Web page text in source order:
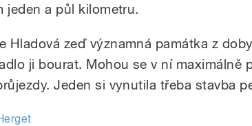
jeden a půl kilometru.
Hladová zeď významná památka z
ji bourat. Mohou se v ní maximálně
Jeden si vynutila třeba stavba